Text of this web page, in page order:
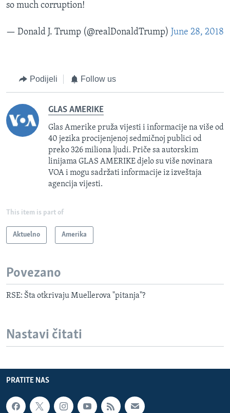
so much corruption!
— Donald J. Trump (@realDonaldTrump) June 28, 2018
Podijeli Follow us
GLAS AMERIKE
Glas Amerike pruža vijesti i informacije na više od
40 jezika procijenjenoj sedmičnoj publici od
preko 326 miliona ljudi. Priče sa autorskim
linijama GLAS AMERIKE djelo su više novinara
VOA i mogu sadržati informacije iz izveštaja
agencija vijesti.
This item is part of
Aktuelno Amerika
Povezano
RSE: Šta otkrivaju Muellerova "pitanja"?
Nastavi čitati
PRATITE NAS